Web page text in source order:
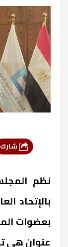
نظم
بالإتحاد
بعضوات
عنوان هي